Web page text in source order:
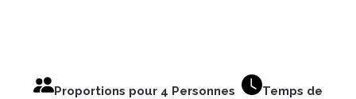
Proportions pour 4 Personnes
Temps de